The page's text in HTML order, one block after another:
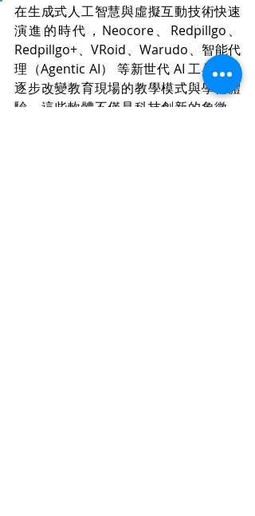
在生成式人工智慧與虛擬互動技術快速
演進的時代，Neocore、Redpillgo、
Redpillgo+、VRoid、Warudo、智能代
理（Agentic AI） 等新世代 AI 工具，正
逐步改變教育現場的教學模式與學習體
驗。這些軟體不僅是科技創新的象徵，